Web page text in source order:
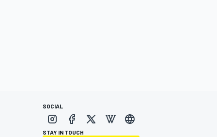
SOCIAL
STAY IN TOUCH